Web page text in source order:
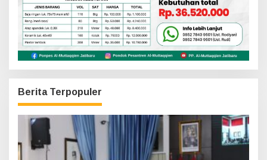
Berita Terpopuler